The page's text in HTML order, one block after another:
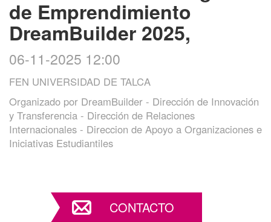
de Emprendimiento
DreamBuilder 2025,
06-11-2025 12:00
FEN UNIVERSIDAD DE TALCA
Organizado por DreamBuilder - Dirección de Innovación
y Transferencia - Dirección de Relaciones
Internacionales - Direccion de Apoyo a Organizaciones e
Iniciativas Estudiantiles
CONTACTO